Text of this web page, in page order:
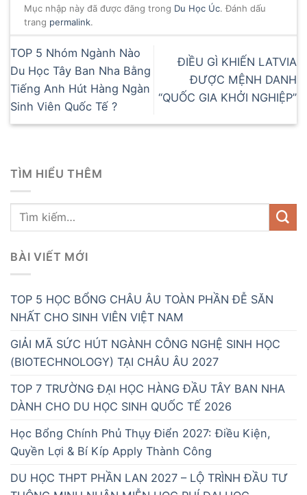
Mục nhập này đã được đăng trong Du Học Úc. Đánh dấu
trang permalink.
TOP 5 Nhóm Ngành Nào
Du Học Tây Ban Nha Bằng
Tiếng Anh Hút Hàng Ngàn
Sinh Viên Quốc Tế ?
ĐIỀU GÌ KHIẾN LATVIA
ĐƯỢC MỆNH DANH
“QUỐC GIA KHỞI NGHIỆP”
TÌM HIỂU THÊM
BÀI VIẾT MỚI
TOP 5 HỌC BỔNG CHÂU ÂU TOÀN PHẦN ĐỄ SĂN
NHẤT CHO SINH VIÊN VIỆT NAM
GIẢI MÃ SỨC HÚT NGÀNH CÔNG NGHỆ SINH HỌC
(BIOTECHNOLOGY) TẠI CHÂU ÂU 2027
TOP 7 TRƯỜNG ĐẠI HỌC HÀNG ĐẦU TÂY BAN NHA
DÀNH CHO DU HỌC SINH QUỐC TẾ 2026
Học Bổng Chính Phủ Thụy Điển 2027: Điều Kiện,
Quyền Lợi & Bí Kíp Apply Thành Công
DU HỌC THPT PHẦN LAN 2027 – LỘ TRÌNH ĐẦU TƯ